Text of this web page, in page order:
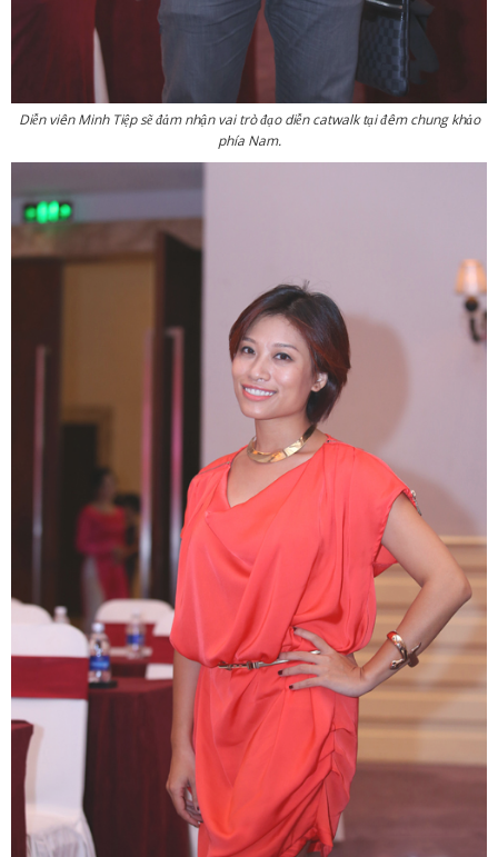
Diễn viên Minh Tiệp sẽ đảm nhận vai trò đạo diễn catwalk tại đêm chung khảo
phía Nam.